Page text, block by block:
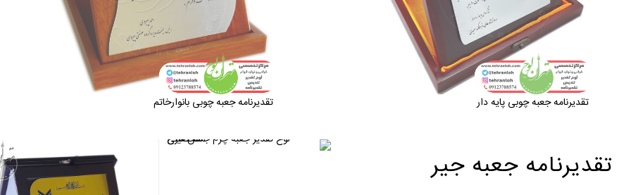
تقدیرنامه جعبه چوبی پایه دار تقدیرنامه جعبه چوبی بانوارخاتم
تقدیرنامه جعبه جیر